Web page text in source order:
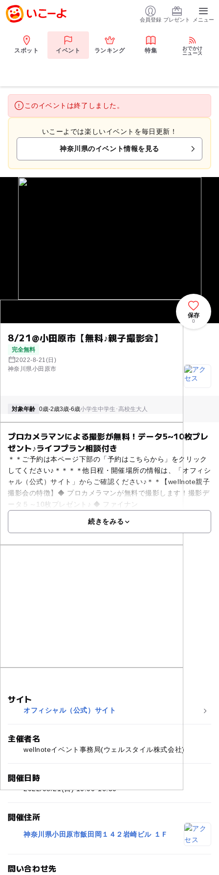
会員登録 プレゼント メニュー
スポット イベント ランキング 特集
おでかけ
ニュース
このイベントは終了しました。
いこーよでは楽しいイベントを毎日更新！
神奈川県のイベント情報を見る
8/21@小田原市【無料♪親子撮影会】
完全無料
2022-8-21(日)
神奈川県小田原市
保存
0
対象年齢 0歳-2歳3歳-6歳小学生中学生･高校生大人
プロカメラマンによる撮影が無料！データ5~10枚プレ
ゼント♪ライフプラン相談付き
＊＊ご予約は本ページ下部の「予約はこちらから」をクリック
してください♪＊＊＊＊他日程・開催場所の情報は、「オフィシ
ャル（公式）サイト」からご確認ください♪＊＊【wellnote親子
撮影会の特徴】◆ プロカメラマンが無料で撮影します！撮影デ
ータ５～10枚プレゼント♪ ◆ ファイナン
続きをみる
サイト
オフィシャル（公式）サイト
主催者名
wellnoteイベント事務局(ウェルスタイル株式会社)
開催日時
2022/08/21(日) 10:00-16:30
開催住所
神奈川県小田原市飯田岡１４２岩崎ビル １Ｆ
問い合わせ先